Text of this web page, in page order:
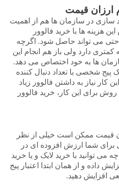
ارزان قیمت
سازی در سازمان ها هم از اهمیت
هزینه ها با خرید فالوور
می تواند حاصل شود. اگرچه
کمتری دارد ولی باز هم انجام این
ها به خود اختصاص می دهد.
یک پیج شخصی با تعداد دنبال کننده
کار نیاز به داشتن فالوور زیاد
روش برای این کار، خرید فالوور
قیمت ممکن است خیلی از نظر
برای شما ارزش افزوده ای در
می توانید با خرید لایک و یا خرید
داده و از همان ابتدا اعتبار پیج
افزایش دهید.